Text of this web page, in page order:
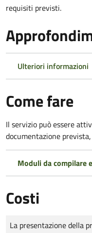
requisiti previsti.
Ulteriori informazioni
Come fare
Il servizio può essere
documentazione
Moduli da compilare
Costi
Tipo di pagamento
Importo
La presentazione della